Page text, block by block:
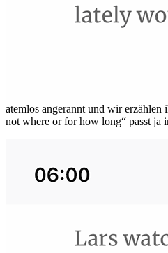
atemlos angerannt und wir
not where or for how long“ passt ja